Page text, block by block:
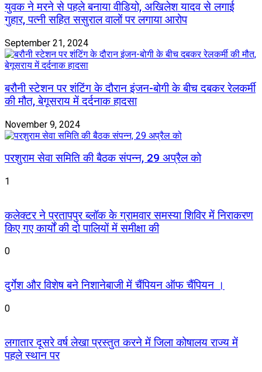
युवक ने मरने से पहले बनाया वीडियो, अखिलेश यादव से लगाई
गुहार, पत्नी सहित ससुराल वालों पर लगाया आरोप
September 21, 2024
बरौनी स्टेशन पर शंटिंग के दौरान इंजन-बोगी के बीच दबकर रेलकर्मी
की मौत, बेगूसराय में दर्दनाक हादसा
November 9, 2024
परशुराम सेवा समिति की बैठक संपन्न, 29 अप्रैल को
1
कलेक्टर ने प्रतापपुर ब्लॉक के ग्रामवार समस्या शिविर में निराकरण
किए गए कार्यों की दो पालियों में समीक्षा की
0
दुर्गेश और विशेष बने निशानेबाजी में चैंपियन ऑफ चैंपियन ।
0
लगातार दूसरे वर्ष लेखा प्रस्तुत करने में जिला कोषालय राज्य में
पहले स्थान पर